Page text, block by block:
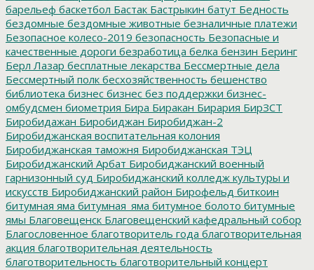
барельеф баскетбол Бастак Бастрыкин батут Бедность
бездомные бездомные животные безналичные платежи
Безопасное колесо-2019 безопасность Безопасные и
качественные дороги безработица белка бензин Беринг
Берл Лазар бесплатные лекарства Бессмертные дела
Бессмертный полк бесхозяйственность бешенство
библиотека бизнес бизнес без поддержки бизнес-
омбудсмен биометрия Бира Биракан Бирария БирЗСТ
Биробидажан Биробиджан Биробиджан-2
Биробиджанская воспитательная колония
Биробиджанская таможня Биробиджанская ТЭЦ
Биробиджанский Арбат Биробиджанский военный
гарнизонный суд Биробиджанский колледж культуры и
искусств Биробиджанский район Бирофельд биткоин
битумная яма битумная_яма битумное болото битумные
ямы Благовещенск Благовещенский кафедральный собор
Благословенное благотворитель года благотворительная
акция благотворительная деятельность
благотворительность благотворительный концерт